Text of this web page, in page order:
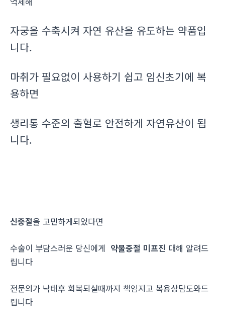
자궁을 수축시켜 자연 유산을 유도하는 약품입
니다.
마취가 필요없이 사용하기 쉽고 임신초기에 복
용하면
생리통 수준의 출혈로 안전하게 자연유산이 됩
니다.
신중절을 고민하게되었다면
수술이 부담스러운 당신에게 약물중절 미프진 대해 알려드
립니다
전문의가 낙태후 회복되실때까지 책임지고 복용상담도와드
립니다